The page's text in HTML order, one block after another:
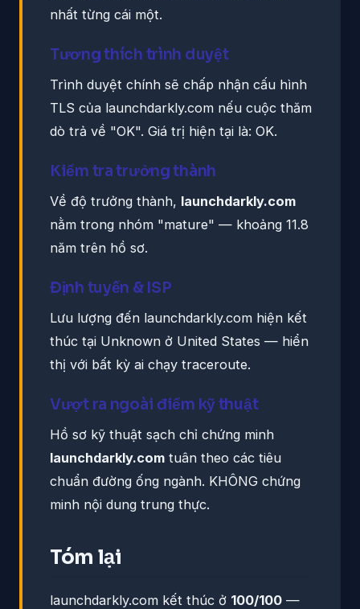
nhất từng cái một.
Tương thích trình duyệt
Trình duyệt chính sẽ chấp nhận cấu hình
TLS của launchdarkly.com nếu cuộc thăm
dò trả về "OK". Giá trị hiện tại là: OK.
Kiểm tra trưởng thành
Về độ trưởng thành, launchdarkly.com
nằm trong nhóm "mature" — khoảng 11.8
năm trên hồ sơ.
Định tuyến & ISP
Lưu lượng đến launchdarkly.com hiện kết
thúc tại Unknown ở United States — hiển
thị với bất kỳ ai chạy traceroute.
Vượt ra ngoài điểm kỹ thuật
Hồ sơ kỹ thuật sạch chỉ chứng minh
launchdarkly.com tuân theo các tiêu
chuẩn đường ống ngành. KHÔNG chứng
minh nội dung trung thực.
Tóm lại
launchdarkly.com kết thúc ở 100/100 —